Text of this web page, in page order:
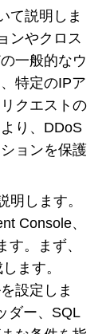
て説明しま
ンやクロス
一般的なウ
特定のIPア
クエストの
り、DDoS
ョンを保護
明します。
Console、
。まず、
ます。
設定しま
ダー、SQL